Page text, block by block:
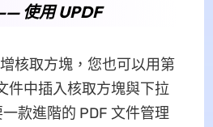
使用 UPDF
核取方塊，您也可以用第
件中插入核取方塊與下拉
款進階的 PDF 文件管理